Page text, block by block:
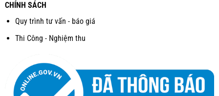
CHÍNH SÁCH
Quy trình tư vấn - báo giá
Thi Công - Nghiệm thu